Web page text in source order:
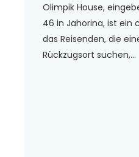
Olimpik House,
46 in Jahorina, ist ein
das Reisenden, die
Rückzugsort suchen,...